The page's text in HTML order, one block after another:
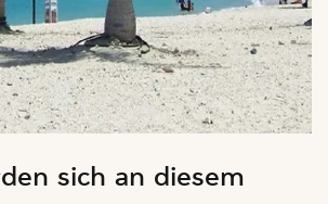
sich an diesem